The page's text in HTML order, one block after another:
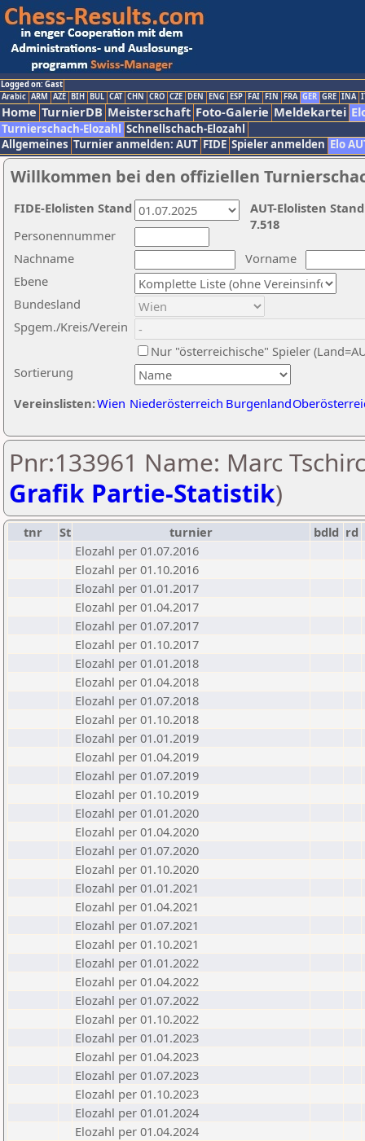
Logged on: Gast
Arabic ARM AZE BIH BUL CAT CHN CRO CZE DEN ENG ESP FAI FIN FRA GER GRE INA
Home TurnierDB Meisterschaft Foto-Galerie Meldekartei
Turnierschach-Elozahl Schnellschach-Elozahl
Allgemeines Turnier anmelden: AUT FIDE Spieler anmelden Elo
Willkommen bei den offiziellen
Nachname
Vorname
Ebene
Sortierung
Personennummer
Bundesland
Spgem./Kreis/Verein
Nur "österreichische" Spieler
Vereinslisten:Wien Niederösterreich Burgenland
AUT-Elolisten
7.518
FIDE-Elolisten Stand
Pnr:133961 Name: Marc
Grafik Partie-Statistik)
tnr St turnier bdld rd
Elozahl per 01.07.2016
Elozahl per 01.10.2016
Elozahl per 01.01.2017
Elozahl per 01.04.2017
Elozahl per 01.07.2017
Elozahl per 01.10.2017
Elozahl per 01.01.2018
Elozahl per 01.04.2018
Elozahl per 01.07.2018
Elozahl per 01.10.2018
Elozahl per 01.01.2019
Elozahl per 01.04.2019
Elozahl per 01.07.2019
Elozahl per 01.10.2019
Elozahl per 01.01.2020
Elozahl per 01.04.2020
Elozahl per 01.07.2020
Elozahl per 01.10.2020
Elozahl per 01.01.2021
Elozahl per 01.04.2021
Elozahl per 01.07.2021
Elozahl per 01.10.2021
Elozahl per 01.01.2022
Elozahl per 01.04.2022
Elozahl per 01.07.2022
Elozahl per 01.10.2022
Elozahl per 01.01.2023
Elozahl per 01.04.2023
Elozahl per 01.07.2023
Elozahl per 01.10.2023
Elozahl per 01.01.2024
Elozahl per 01.04.2024